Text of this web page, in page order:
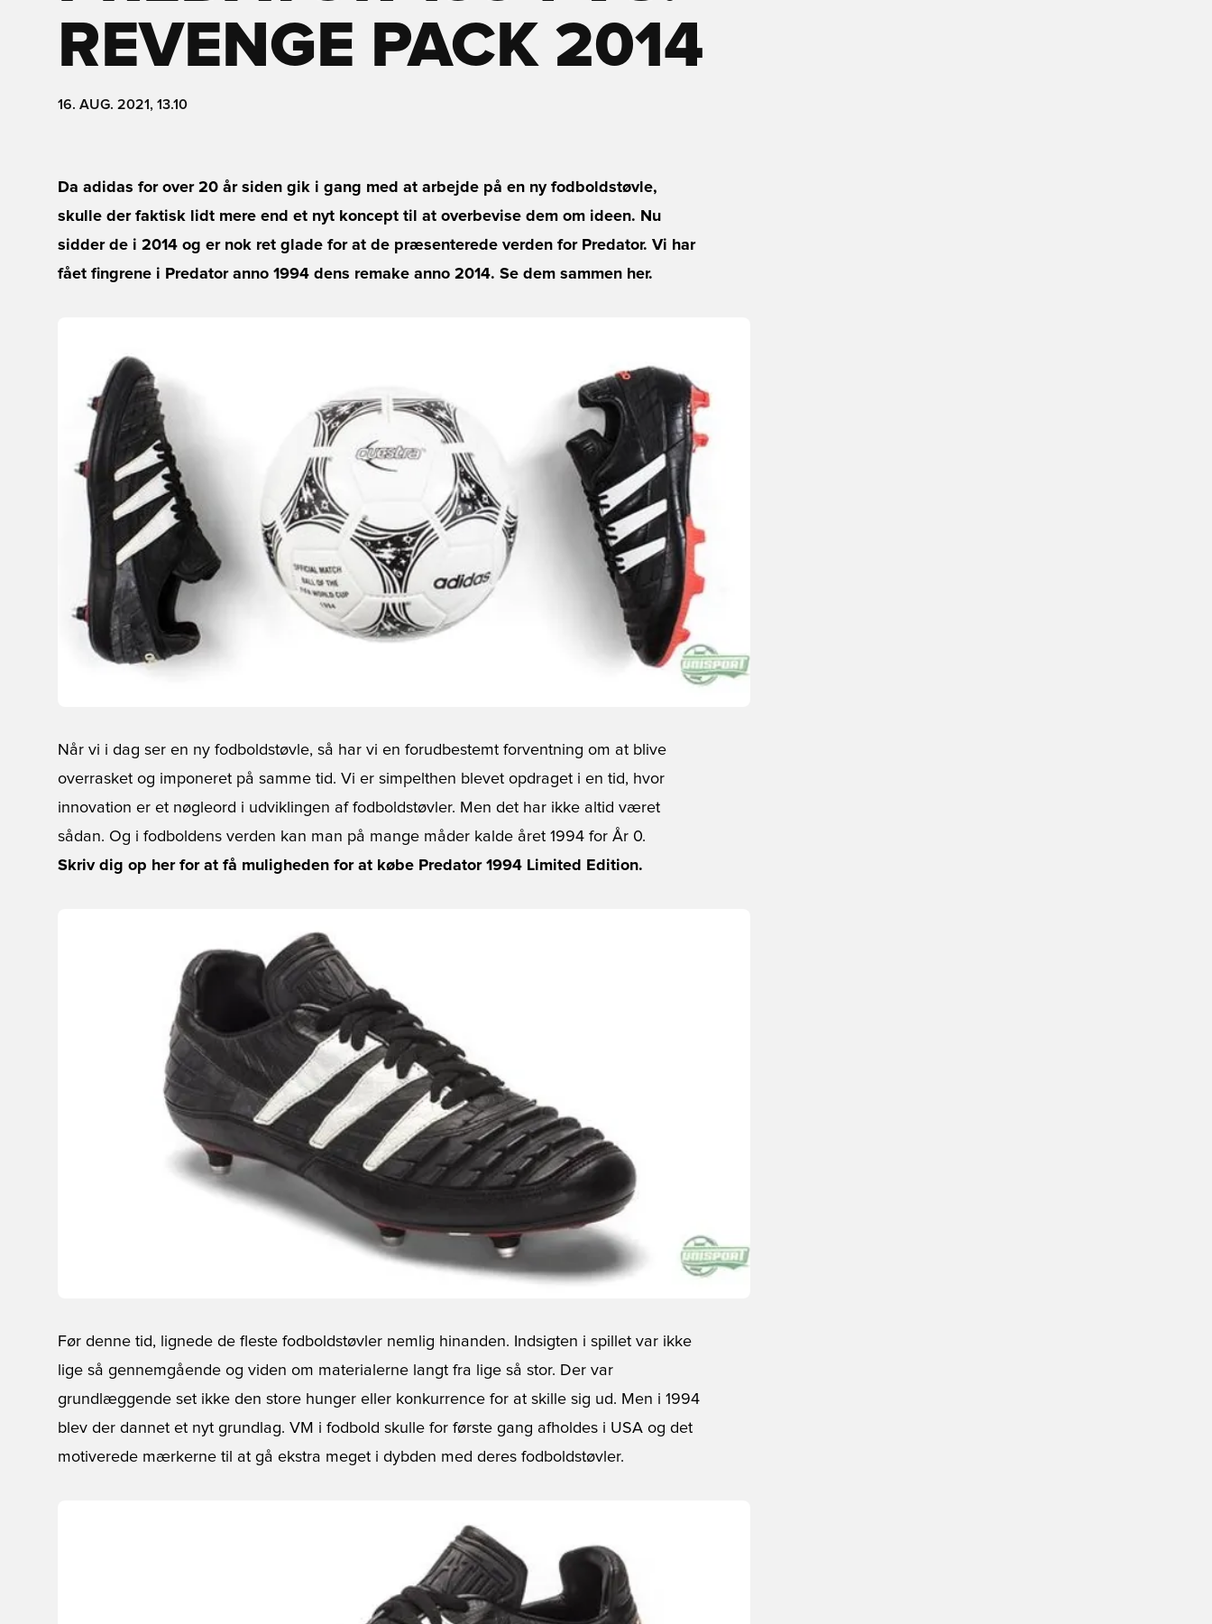
REVENGE PACK 2014
16. AUG. 2021, 13.10
Da adidas for over 20 år siden gik i gang med at arbejde på en ny fodboldstøvle,
skulle der faktisk lidt mere end et nyt koncept til at overbevise dem om ideen. Nu
sidder de i 2014 og er nok ret glade for at de præsenterede verden for Predator. Vi har
fået fingrene i Predator anno 1994 dens remake anno 2014. Se dem sammen her.
Når vi i dag ser en ny fodboldstøvle, så har vi en forudbestemt forventning om at blive
overrasket og imponeret på samme tid. Vi er simpelthen blevet opdraget i en tid, hvor
innovation er et nøgleord i udviklingen af fodboldstøvler. Men det har ikke altid været
sådan. Og i fodboldens verden kan man på mange måder kalde året 1994 for År 0.
Skriv dig op her for at få muligheden for at købe Predator 1994 Limited Edition.
Før denne tid, lignede de fleste fodboldstøvler nemlig hinanden. Indsigten i spillet var ikke
lige så gennemgående og viden om materialerne langt fra lige så stor. Der var
grundlæggende set ikke den store hunger eller konkurrence for at skille sig ud. Men i 1994
blev der dannet et nyt grundlag. VM i fodbold skulle for første gang afholdes i USA og det
motiverede mærkerne til at gå ekstra meget i dybden med deres fodboldstøvler.